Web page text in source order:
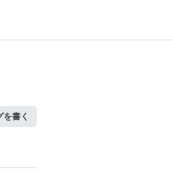
を書く